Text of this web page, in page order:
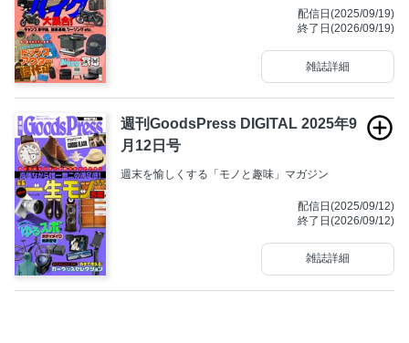
配信日(2025/09/19)
終了日(2026/09/19)
雑誌詳細
週刊GoodsPress DIGITAL 2025年9
月12日号
週末を愉しくする「モノと趣味」マガジン
配信日(2025/09/12)
終了日(2026/09/12)
雑誌詳細